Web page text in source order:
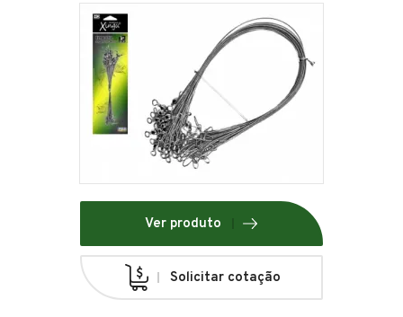
Ver produto
Solicitar cotação